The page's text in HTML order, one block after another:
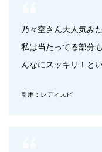
乃々空さん大人気み
私は当たってる部分
んなにスッキリ！と
引用：レディスピ